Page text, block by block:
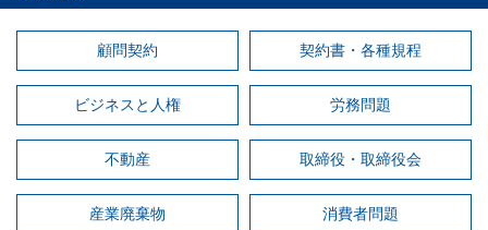
顧問契約 契約書・各種規程
ビジネスと人権 労務問題
不動産 取締役・取締役会
産業廃棄物 消費者問題